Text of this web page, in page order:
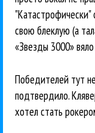
"Катастрофически"
свою блеклую (а
«Звезды 3000»
Победителей тут
подтвердило.
хотел стать